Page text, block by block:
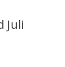
Juli